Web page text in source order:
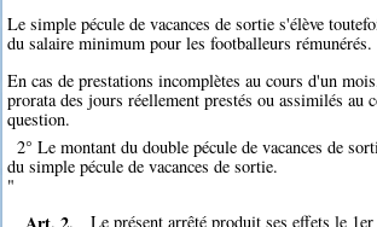
Le simple pécule de vacances de sortie s'élève
du salaire minimum pour les footballeurs rémunérés.
En cas de prestations incomplètes au cours d'un
prorata des jours réellement prestés ou assimilés au
question.
2° Le montant du double pécule de vacances de
du simple pécule de vacances de sortie.
"
Art. 2. Le présent arrêté produit ses effets le